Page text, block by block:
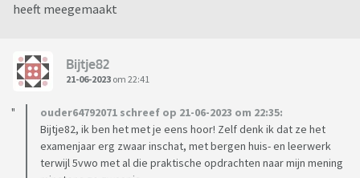
heeft meegemaakt
Bijtje82
21-06-2023 om 22:41
ouder64792071 schreef op 21-06-2023 om 22:35:
Bijtje82, ik ben het met je eens hoor! Zelf denk ik dat ze het
examenjaar erg zwaar inschat, met bergen huis- en leerwerk
terwijl 5vwo met al die praktische opdrachten naar mijn mening